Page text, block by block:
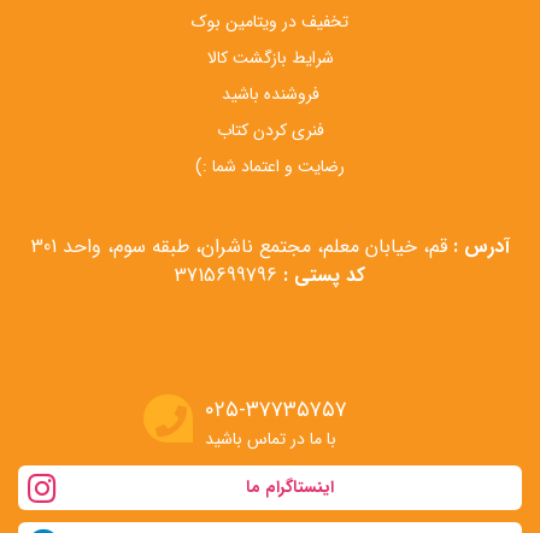
تخفیف در ویتامین بوک
شرایط بازگشت کالا
فروشنده باشید
فنری کردن کتاب
رضایت و اعتماد شما :)
آدرس : قم، خیابان معلم، مجتمع ناشران، طبقه سوم، واحد 301
کد پستی :
۰۲۵-۳۷۷۳۵۷۵۷
با ما در تماس باشید
اینستاگرام ما